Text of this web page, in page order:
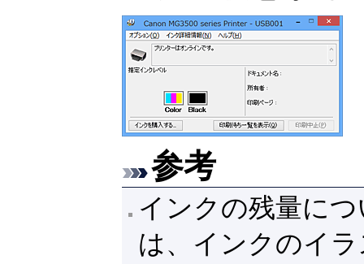
参考
インクの残量に
は、インクのイ